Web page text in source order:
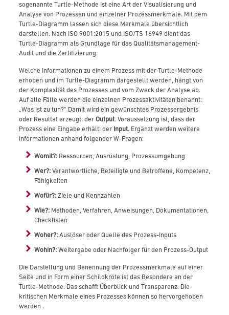
sogenannte Turtle-Methode ist eine Art der Visualisierung und
Analyse von Prozessen und einzelner Prozessmerkmale. Mit dem
Turtle-Diagramm lassen sich diese Merkmale übersichtlich
darstellen. Nach ISO 9001:2015 und ISO/TS 16949 dient das
Turtle-Diagramm als Grundlage für das Qualitätsmanagement-
Audit und die Zertifizierung.
Welche Informationen zu einem Prozess mit der Turtle-Methode
erhoben und im Turtle-Diagramm dargestellt werden, hängt von
der Komplexität des Prozesses und vom Zweck der Analyse ab.
Auf alle Fälle werden die einzelnen Prozessaktivitäten benannt:
„Was ist zu tun?“ Damit wird ein gewünschtes Prozessergebnis
oder Resultat erzeugt; der Output. Voraussetzung ist, dass der
Prozess eine Eingabe erhält; der Input. Ergänzt werden weitere
Informationen anhand folgender W-Fragen:
Womit?:Ressourcen, Ausrüstung, Prozessumgebung
Wer?:Verantwortliche, Beteiligte und Betroffene, Kompetenz,
Fähigkeiten
Wofür?:Ziele und Kennzahlen
Wie?:Methoden, Verfahren, Anweisungen, Dokumentationen,
Checklisten
Woher?:Auslöser oder Quelle des Prozess-Inputs
Wohin?:Weitergabe oder Nachfolger für den Prozess-Output
Die Darstellung und Benennung der Prozessmerkmale auf einer
Seite und in Form einer Schildkröte ist das Besondere an der
Turtle-Methode. Das schafft Überblick und Transparenz. Die
kritischen Merkmale eines Prozesses können so hervorgehoben
werden .